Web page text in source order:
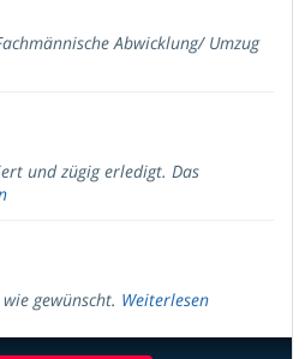
Abwicklung/ Umzug
und zügig erledigt. Das
gewünscht. Weiterlesen